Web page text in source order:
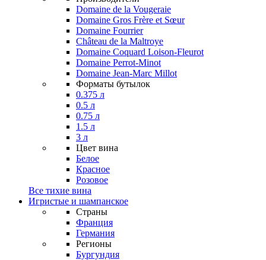
Domaine de la Vougeraie
Domaine Gros Frère et Sœur
Domaine Fourrier
Château de la Maltroye
Domaine Coquard Loison-Fleurot
Domaine Perrot-Minot
Domaine Jean-Marc Millot
Форматы бутылок
0.375 л
0.5 л
0.75 л
1.5 л
3 л
Цвет вина
Белое
Красное
Розовое
Все тихие вина
Игристые и шампанское
Страны
Франция
Германия
Регионы
Бургундия